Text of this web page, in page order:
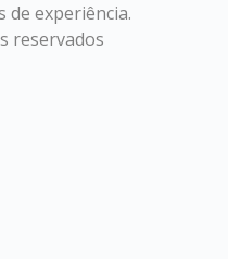
de experiência.
reservados